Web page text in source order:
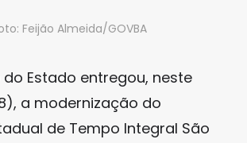
Feijão Almeida/GOVBA
do Estado entregou, neste
a modernização do
de Tempo Integral São